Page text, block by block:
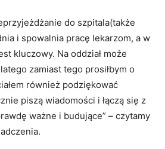
do szpitala(także
i spowalnia pracę lekarzom, a w
kluczowy. Na oddział może
zamiast tego prosiłbym o
również podziękować
piszą wiadomości i łączą się z
ważne i budujące” – czytamy